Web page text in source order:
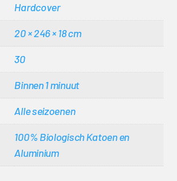
Hardcover
20 × 246 × 18 cm
30
Binnen 1 minuut
Alle seizoenen
100% Biologisch Katoen en
Aluminium